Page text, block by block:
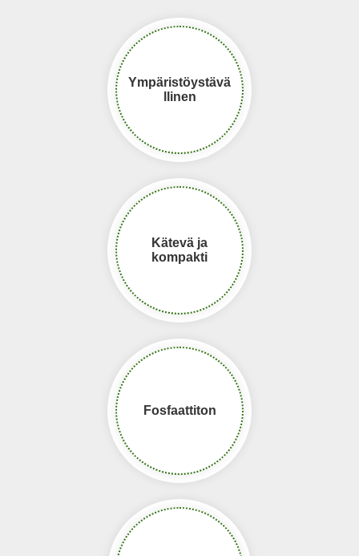
Ympäristöystävä
llinen
Kätevä ja
kompakti
Fosfaattiton